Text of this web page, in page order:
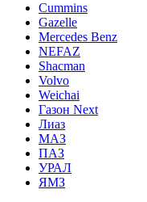
Cummins
Gazelle
Mercedes Benz
NEFAZ
Shacman
Volvo
Weichai
Газон Next
Лиаз
МАЗ
ПАЗ
УРАЛ
ЯМЗ